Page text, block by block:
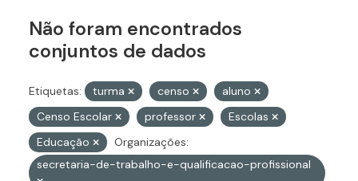
Não foram encontrados
conjuntos de dados
Etiquetas: turma censo
aluno
Censo Escolar
professor
Escolas
Educação
Organizações:
secretaria-de-trabalho-e-qualificacao-profissional